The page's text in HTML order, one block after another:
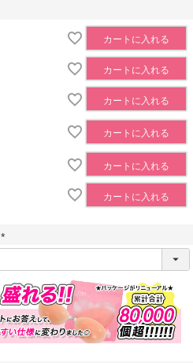
カートに入れる
カートに入れる
カートに入れる
カートに入れる
カートに入れる
カートに入れる
(
必
須
)